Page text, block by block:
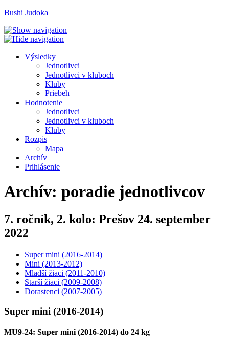
Bushi Judoka
Výsledky
Jednotlivci
Jednotlivci v kluboch
Kluby
Priebeh
Hodnotenie
Jednotlivci
Jednotlivci v kluboch
Kluby
Rozpis
Mapa
Archív
Prihlásenie
Archív: poradie jednotlivcov
7. ročník, 2. kolo: Prešov 24. september
2022
Super mini (2016-2014)
Mini (2013-2012)
Mladší žiaci (2011-2010)
Starší žiaci (2009-2008)
Dorastenci (2007-2005)
Super mini (2016-2014)
MU9-24: Super mini (2016-2014) do 24 kg